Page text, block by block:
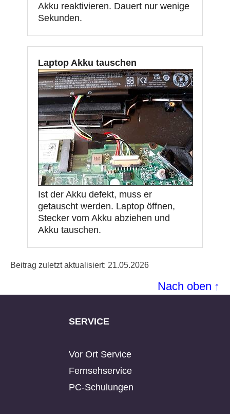
Akku reaktivieren. Dauert nur wenige
Sekunden.
Laptop Akku tauschen
Ist der Akku defekt, muss er
getauscht werden. Laptop öffnen,
Stecker vom Akku abziehen und
Akku tauschen.
Beitrag zuletzt aktualisiert: 21.05.2026
Nach oben ↑
SERVICE
Vor Ort Service
Fernsehservice
PC-Schulungen